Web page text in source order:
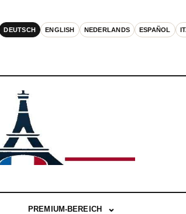
DEUTSCH ENGLISH NEDERLANDS ESPAÑOL
PREMIUM-BEREICH